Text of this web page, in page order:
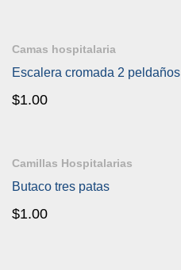
Camas hospitalaria
Escalera cromada 2 peldaños
$1.00
Camillas Hospitalarias
Butaco tres patas
$1.00